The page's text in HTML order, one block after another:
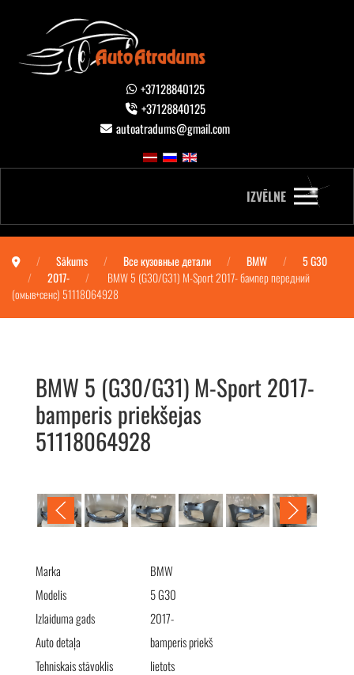
+37128840125
+37128840125
autoatradums@gmail.com
IZVĒLNE
Sākums Все кузовные детали BMW
5 G30
2017-
BMW 5 (G30/G31) M-Sport 2017- бампер передний
(омыв+сенс) 51118064928
BMW 5 (G30/G31) M-Sport 2017-
bamperis priekšejas
51118064928
BMW 5 (G30/G31) M-Sport 2017- бампер передний
Marka
BMW
Modelis
5 G30
Izlaiduma gads
2017-
Auto detaļa
bamperis priekš
Tehniskais stāvoklis
lietots